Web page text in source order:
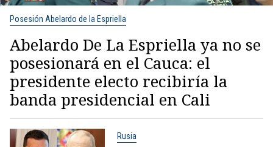
Posesión Abelardo de la Espriella
Abelardo De La Espriella ya no se
posesionará en el Cauca: el
presidente electo recibiría la
banda presidencial en Cali
Rusia